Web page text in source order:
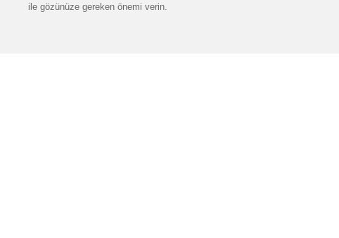
ile gözünüze gereken önemi verin.